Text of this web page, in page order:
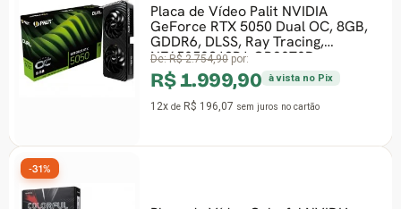
Placa de Vídeo Palit NVIDIA
GeForce RTX 5050 Dual OC, 8GB,
GDDR6, DLSS, Ray Tracing,
NE65050S19P1-GB2070D
De:R$ 2.754,90por:
R$ 1.999,90 à vista no Pix
12xdeR$ 196,07sem juros no cartão
-31%